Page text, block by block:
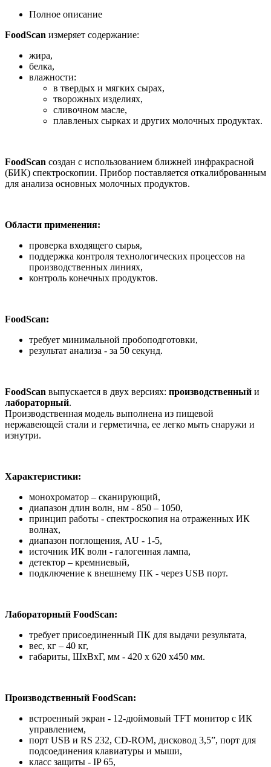
Полное описание
FoodScan измеряет содержание:
жира,
белка,
влажности:
в твердых и мягких сырах,
творожных изделиях,
сливочном масле,
плавленых сырках и других молочных продуктах.
FoodScan создан с использованием ближней инфракрасной
(БИК) спектроскопии. Прибор поставляется откалиброванным
для анализа основных молочных продуктов.
Области применения:
проверка входящего сырья,
поддержка контроля технологических процессов на
производственных линиях,
контроль конечных продуктов.
FoodScan:
требует минимальной пробоподготовки,
результат анализа - за 50 секунд.
FoodScan выпускается в двух версиях: производственный и
лабораторный.
Производственная модель выполнена из пищевой
нержавеющей стали и герметична, ее легко мыть снаружи и
изнутри.
Характеристики:
монохроматор – сканирующий,
диапазон длин волн, нм - 850 – 1050,
принцип работы - спектроскопия на отраженных ИК
волнах,
диапазон поглощения, AU - 1-5,
источник ИК волн - галогенная лампа,
детектор – кремниевый,
подключение к внешнему ПК - через USB порт.
Лабораторный FoodScan:
требует присоединенный ПК для выдачи результата,
вес, кг – 40 кг,
габариты, ШxВхГ, мм - 420 х 620 х450 мм.
Производственный FoodScan:
встроенный экран - 12-дюймовый TFT монитор с ИК
управлением,
порт USB и RS 232, CD-ROM, дисковод 3,5”, порт для
подсоединения клавиатуры и мыши,
класс защиты - IP 65,